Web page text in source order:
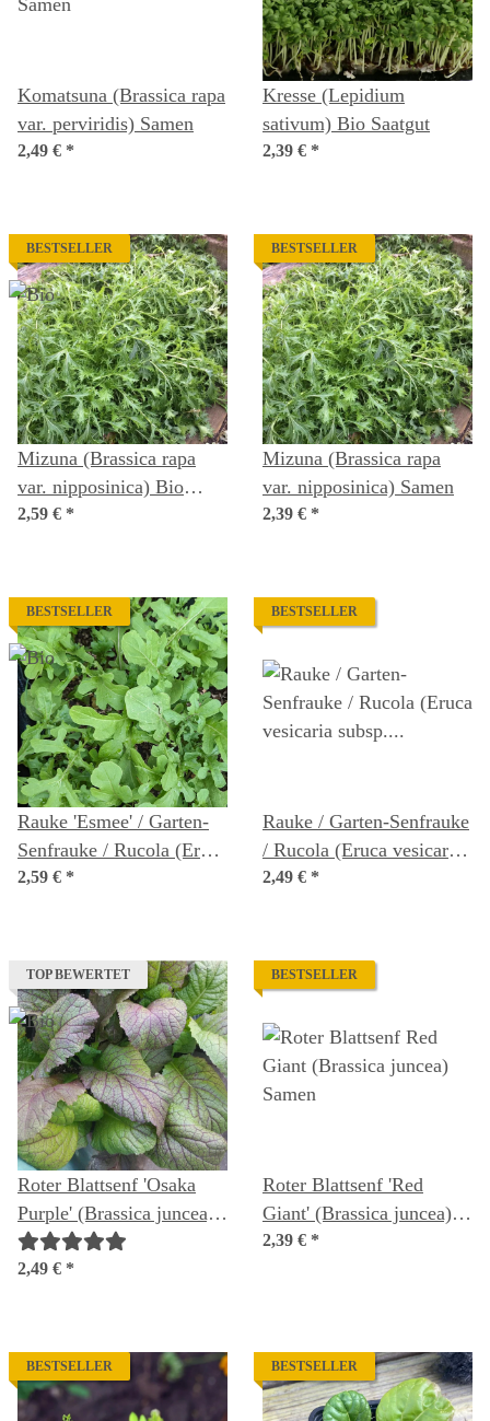
Komatsuna (Brassica rapa
var. perviridis) Samen
2,49 € *
Kresse (Lepidium
sativum) Bio Saatgut
2,39 € *
BESTSELLER
Mizuna (Brassica rapa
var. nipposinica) Bio
Saatgut
2,59 € *
BESTSELLER
Mizuna (Brassica rapa
var. nipposinica) Samen
2,39 € *
BESTSELLER
Rauke 'Esmee' / Garten-
Senfrauke / Rucola (Eruca
vesicaria subsp. sativa)
2,59 € *
BESTSELLER
Rauke / Garten-Senfrauke
/ Rucola (Eruca vesicaria
subsp. sativa) Samen
2,49 € *
TOP BEWERTET
Roter Blattsenf 'Osaka
Purple' (Brassica juncea)
Bio Saatgut
2,49 € *
BESTSELLER
Roter Blattsenf 'Red
Giant' (Brassica juncea)
Samen
2,39 € *
BESTSELLER BESTSELLER